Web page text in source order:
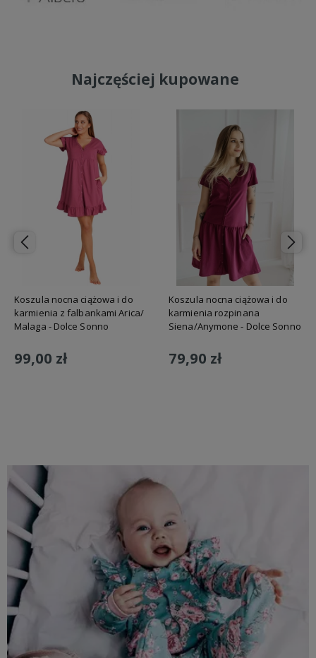
Najczęściej kupowane
Koszula nocna ciążowa i do
karmienia z falbankami Arica/
Malaga - Dolce Sonno
99,00 zł
Koszula nocna ciążowa i do
karmienia rozpinana
Siena/Anymone - Dolce Sonno
79,90 zł